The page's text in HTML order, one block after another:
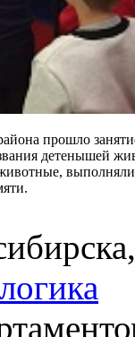
прошло
детенышей